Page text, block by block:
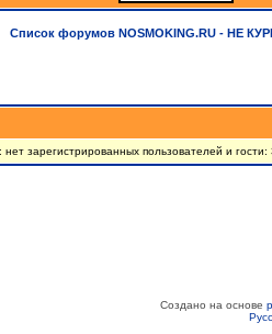
Список форумов NOSMOKING.RU - НЕ
зарегистрированных пользователей и гости:
Создано на основе